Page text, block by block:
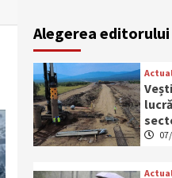
Alegerea editorului